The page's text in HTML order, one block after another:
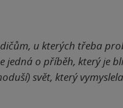
u kterých třeba
o příběh, který je
svět, který